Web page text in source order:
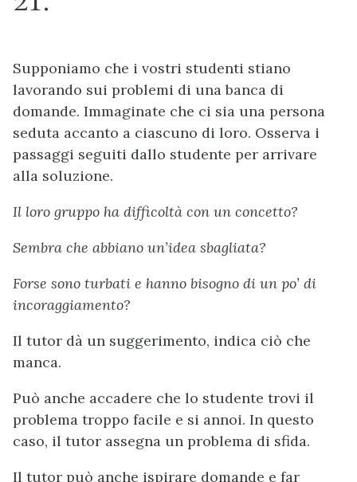
Supponiamo che i vostri studenti stiano
lavorando sui problemi di una banca di
domande. Immaginate che ci sia una persona
seduta accanto a ciascuno di loro. Osserva i
passaggi seguiti dallo studente per arrivare
alla soluzione.
Il loro gruppo ha difficoltà con un concetto?
Sembra che abbiano un’idea sbagliata?
Forse sono turbati e hanno bisogno di un po’ di
incoraggiamento?
Il tutor dà un suggerimento, indica ciò che
manca.
Può anche accadere che lo studente trovi il
problema troppo facile e si annoi. In questo
caso, il tutor assegna un problema di sfida.
Il tutor può anche ispirare domande e far